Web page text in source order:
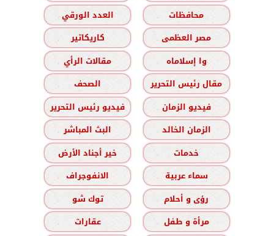
محافظات
العدد الورقي
مصر العظمى
كاريكاتير
وا إسلاماه
مقالات الرأي
مقال رئيس التحرير
الصحف
فيديو الزمان
فيديو رئيس التحرير
الزمان الخالد
البث المباشر
خدمات
خير أجناد الأرض
سماء عربية
الانفوجراف
رؤى و أحلام
توك شو
مرأة و طفل
عقارات